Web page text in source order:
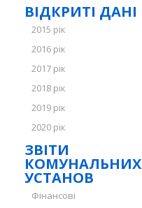
ВІДКРИТІ ДАНІ
2015 рік
2016 рік
2017 рік
2018 рік
2019 рік
2020 рік
ЗВІТИ
КОМУНАЛЬНИХ
УСТАНОВ
Фінансові